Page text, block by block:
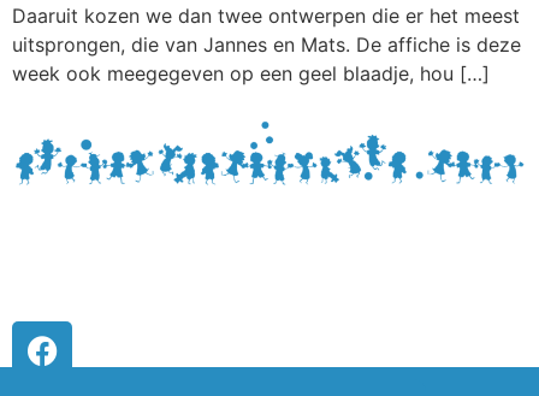
Daaruit kozen we dan twee ontwerpen die er het meest
uitsprongen, die van Jannes en Mats. De affiche is deze
week ook meegegeven op een geel blaadje, hou […]